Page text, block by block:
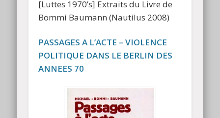
[Luttes 1970’s] Extraits du Livre de
Bommi Baumann (Nautilus 2008)
PASSAGES A L’ACTE – VIOLENCE
POLITIQUE DANS LE BERLIN DES
ANNEES 70